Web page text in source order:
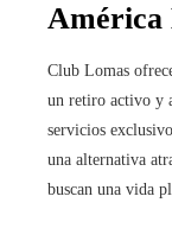
América
Club Lomas
un retiro activo y
servicios
una alternativa
buscan una vida